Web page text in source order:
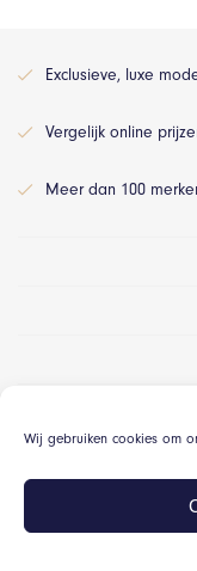
Wij gebruiken cookies om
Exclusieve, luxe
Vergelijk online
Meer dan 100